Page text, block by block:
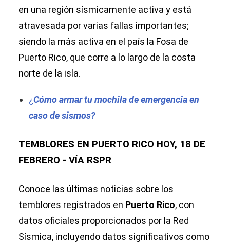
en una región sísmicamente activa y está
atravesada por varias fallas importantes;
siendo la más activa en el país la Fosa de
Puerto Rico, que corre a lo largo de la costa
norte de la isla.
¿Cómo armar tu mochila de emergencia en
caso de sismos?
TEMBLORES EN PUERTO RICO HOY, 18 DE
FEBRERO - VÍA RSPR
Conoce las últimas noticias sobre los
temblores registrados en Puerto Rico, con
datos oficiales proporcionados por la Red
Sísmica, incluyendo datos significativos como